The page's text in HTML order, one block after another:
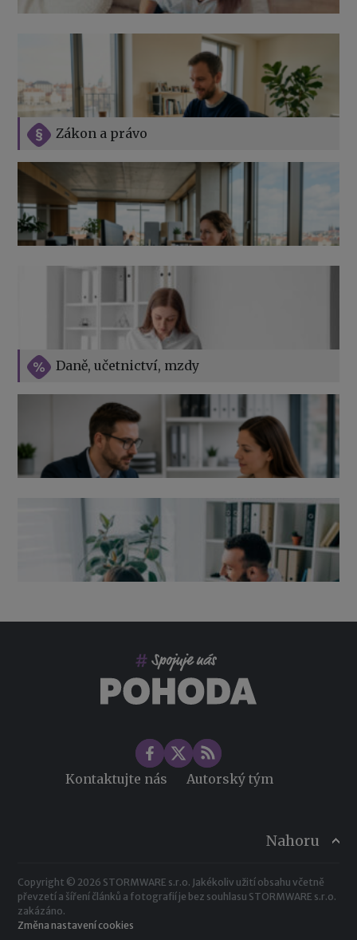
Daně, učetnictví, mzdy
Zákon a právo
Vše o překážkách v práci na straně zaměstnavatele
Výpověď ze zdravotních důvodů 2026 – průvodce pro
zaměstnavatele
Jak na podnikání při rodičovské dovolené
Přehledy pro OSSZ a zdravotní pojišťovny – jak na ně
v roce 2026
Kontaktujte nás Autorský tým
Nahoru
Copyright © 2026 STORMWARE s.r.o. Jakékoliv užití obsahu včetně
převzetí a šíření článků a fotografií je bez souhlasu STORMWARE s.r.o.
zakázáno.
Změna nastavení cookies